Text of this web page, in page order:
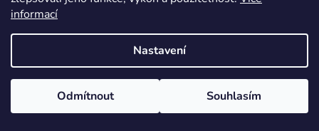
informací
Nastavení
Odmítnout Souhlasím